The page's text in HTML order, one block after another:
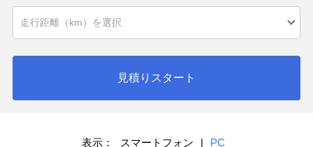
見積りスタート
表示： スマートフォン | PC